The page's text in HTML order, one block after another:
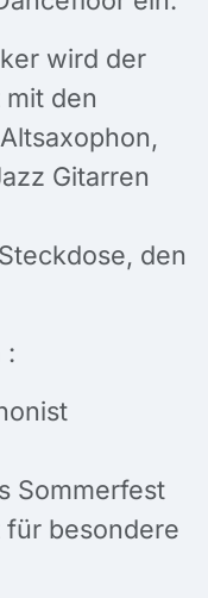
wird der
den
Gitarren
den
:
Sommerfest
für besondere